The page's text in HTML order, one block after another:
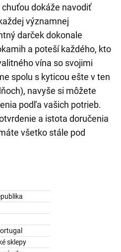
dokáže navodiť
významnej
darček dokonale
a poteší každého, kto
vína so svojimi
spolu s kyticou ešte v ten
navyše si môžete
podľa vašich potrieb.
a istota doručenia
všetko stále pod
sklepy